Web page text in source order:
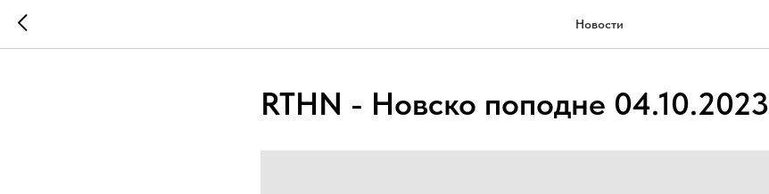
Новости
RTHN - Новско поподне 04.10.2023